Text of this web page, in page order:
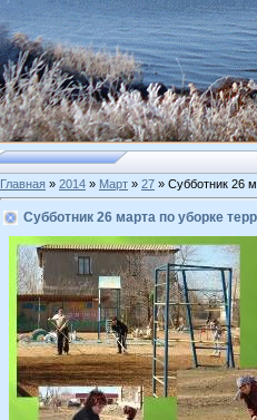
Главная » 2014 » Март » 27 » Субботник 26
Субботник 26 марта по уборке